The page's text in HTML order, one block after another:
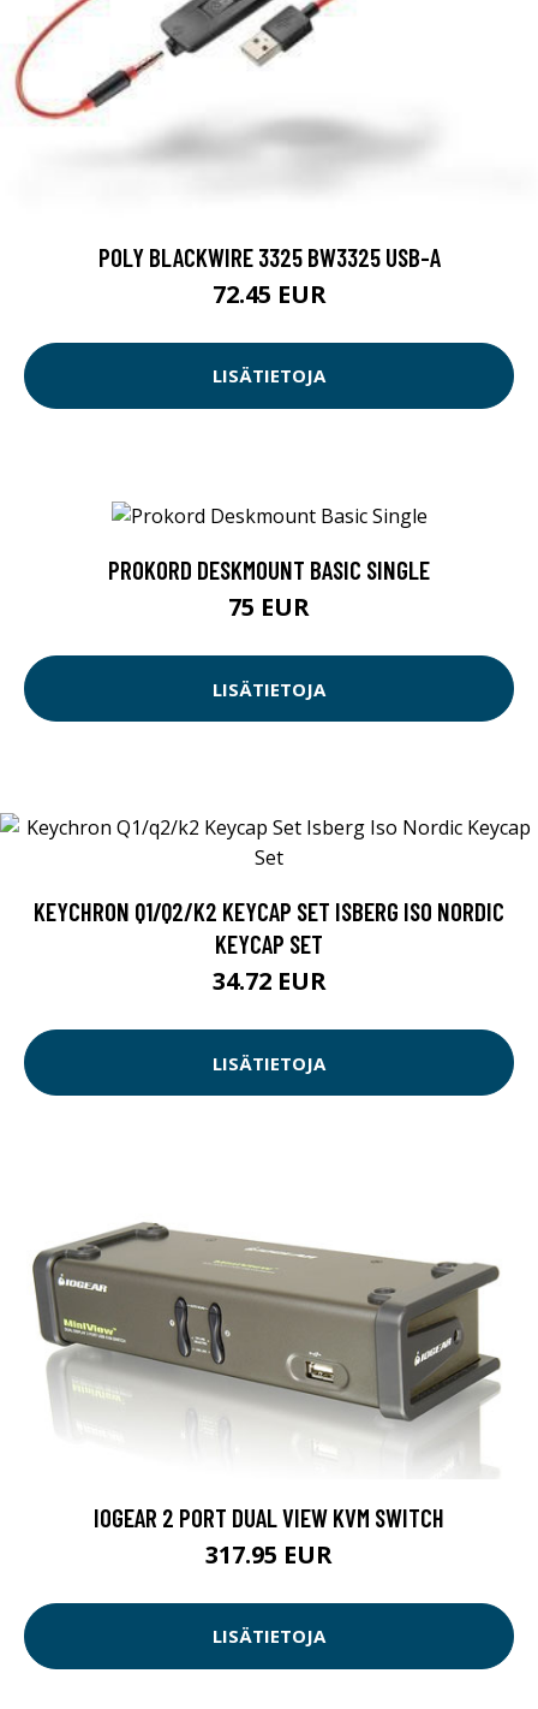
POLY BLACKWIRE 3325 BW3325 USB-A
72.45 EUR
LISÄTIETOJA
PROKORD DESKMOUNT BASIC SINGLE
75 EUR
LISÄTIETOJA
KEYCHRON Q1/Q2/K2 KEYCAP SET ISBERG ISO NORDIC
KEYCAP SET
34.72 EUR
LISÄTIETOJA
IOGEAR 2 PORT DUAL VIEW KVM SWITCH
317.95 EUR
LISÄTIETOJA